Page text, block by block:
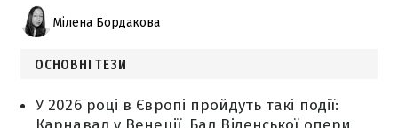
Мілена Бордакова
ОСНОВНІ ТЕЗИ
У 2026 році в Європі пройдуть такі події: